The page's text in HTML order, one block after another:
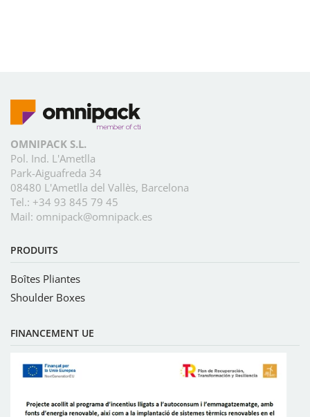
OMNIPACK S.L.
Pol. Ind. L'Ametlla
Park-Aiguafreda 34
08480 L'Ametlla del Vallès, Barcelona
Tel.: +34 93 845 79 45
Mail: omnipack@omnipack.es
PRODUITS
Boîtes Pliantes
Shoulder Boxes
FINANCEMENT UE